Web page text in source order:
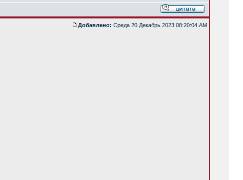
Добавлено: Среда 20 Декабрь 2023 08:20:04 AM